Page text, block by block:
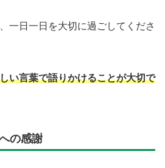
一日一日を大切に過ごしてくださ
い言葉で語りかけることが大切で
の感謝